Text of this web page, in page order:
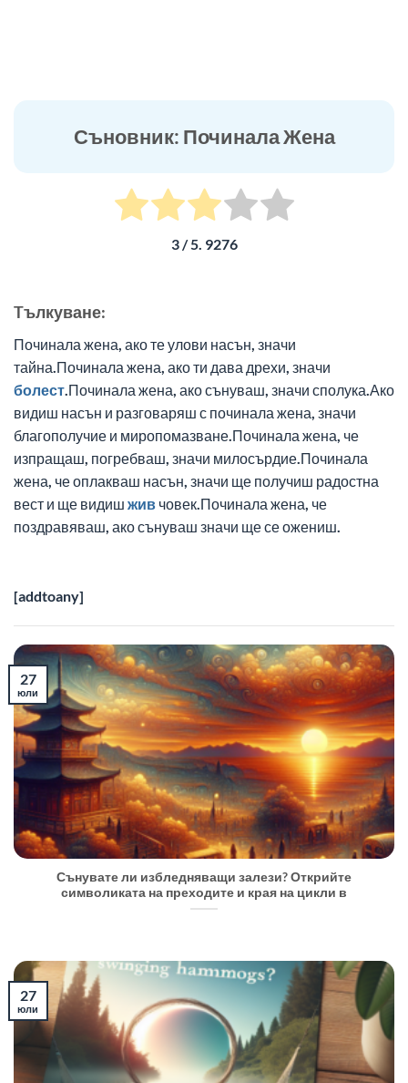
Съновник: Починала Жена
3/ 5. 9276
Tълкуване:
Починала жена, ако те улови насън, значи
тайна.Починала жена, ако ти дава дрехи, значи
болест .Починала жена, ако сънуваш, значи сполука.Ако
видиш насън и разговаряш с починала жена, значи
благополучие и миропомазване.Починала жена, че
изпращаш, погребваш, значи милосърдие.Починала
жена, че оплакваш насън, значи ще получиш радостна
вест и ще видиш жив човек.Починала жена, че
поздравяваш, ако сънуваш значи ще се ожениш.
[addtoany]
Сънувате ли избледняващи залези? Открийте
символиката на преходите и края на цикли в
27
юли
27
юли